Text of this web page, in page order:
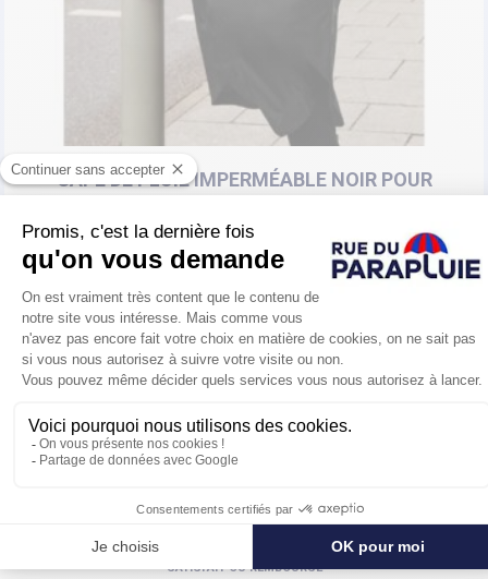
CAPE DE PLUIE IMPERMÉABLE NOIR POUR
REISENTHEL
Prix
59,89 €
SATISFAIT OU REMBOURSÉ